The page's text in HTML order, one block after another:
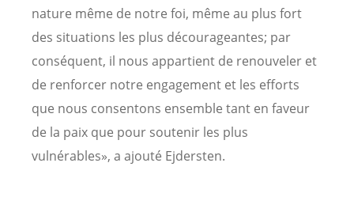
nature même de notre foi, même au plus fort
des situations les plus décourageantes; par
conséquent, il nous appartient de renouveler et
de renforcer notre engagement et les efforts
que nous consentons ensemble tant en faveur
de la paix que pour soutenir les plus
vulnérables», a ajouté Ejdersten.